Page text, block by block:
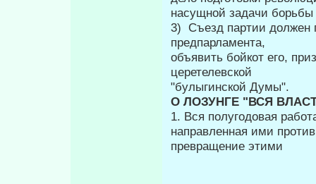
насущной задачи борьбы
3) Съезд партии должен
предпарламента,
объявить бойкот его,
церетелевской
"булыгинской Думы".
О ЛОЗУНГЕ "ВСЯ
1. Вся полугодовая
направленная ими
превращение этими